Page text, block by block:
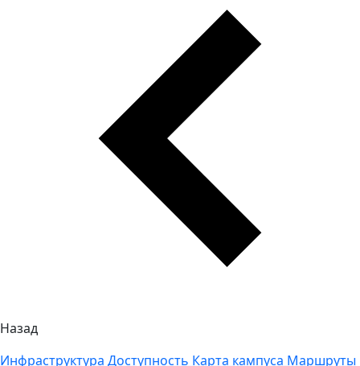
Назад
Инфраструктура Доступность Карта кампуса Маршруты